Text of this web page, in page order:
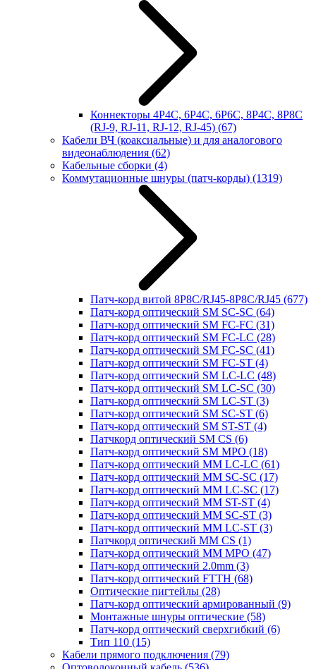
Коннекторы 4P4C, 6P4C, 6P6C, 8P4C, 8P8C
(RJ-9, RJ-11, RJ-12, RJ-45) (67)
Кабели ВЧ (коаксиальные) и для аналогового
видеонаблюдения (62)
Кабельные сборки (4)
Коммутационные шнуры (патч-корды) (1319)
Патч-корд витой 8P8C/RJ45-8P8C/RJ45 (677)
Патч-корд оптический SM SC-SC (64)
Патч-корд оптический SM FC-FC (31)
Патч-корд оптический SM FC-LC (28)
Патч-корд оптический SM FC-SC (41)
Патч-корд оптический SM FC-ST (4)
Патч-корд оптический SM LC-LC (48)
Патч-корд оптический SM LC-SC (30)
Патч-корд оптический SM LC-ST (3)
Патч-корд оптический SM SC-ST (6)
Патч-корд оптический SM ST-ST (4)
Патчкорд оптический SM CS (6)
Патч-корд оптический SM MPO (18)
Патч-корд оптический MM LC-LC (61)
Патч-корд оптический MM SC-SC (17)
Патч-корд оптический MM LC-SC (17)
Патч-корд оптический MM ST-ST (4)
Патч-корд оптический MM SC-ST (3)
Патч-корд оптический MM LC-ST (3)
Патчкорд оптический MM CS (1)
Патч-корд оптический MM MPO (47)
Патч-корд оптический 2.0mm (3)
Патч-корд оптический FTTH (68)
Оптические пигтейлы (28)
Патч-корд оптический армированный (9)
Монтажные шнуры оптические (58)
Патч-корд оптический сверхгибкий (6)
Тип 110 (15)
Кабели прямого подключения (79)